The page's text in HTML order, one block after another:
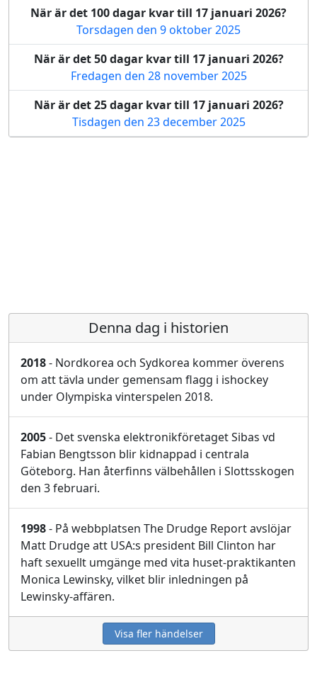
När är det 100 dagar kvar till 17 januari 2026?
Torsdagen den 9 oktober 2025
När är det 50 dagar kvar till 17 januari 2026?
Fredagen den 28 november 2025
När är det 25 dagar kvar till 17 januari 2026?
Tisdagen den 23 december 2025
Denna dag i historien
2018- Nordkorea och Sydkorea kommer överens
om att tävla under gemensam flagg i ishockey
under Olympiska vinterspelen 2018.
2005- Det svenska elektronikföretaget Sibas vd
Fabian Bengtsson blir kidnappad i centrala
Göteborg. Han återfinns välbehållen i Slottsskogen
den 3 februari.
1998- På webbplatsen The Drudge Report avslöjar
Matt Drudge att USA:s president Bill Clinton har
haft sexuellt umgänge med vita huset-praktikanten
Monica Lewinsky, vilket blir inledningen på
Lewinsky-affären.
Visa fler händelser